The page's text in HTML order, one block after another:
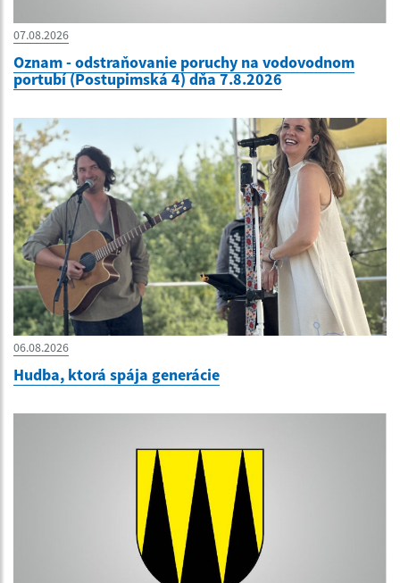
07.08.2026
Oznam - odstraňovanie poruchy na vodovodnom
portubí (Postupimská 4) dňa 7.8.2026
06.08.2026
Hudba, ktorá spája generácie